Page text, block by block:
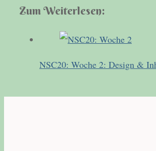
Zum Weiterlesen:
NSC20: Woche 2: Design &